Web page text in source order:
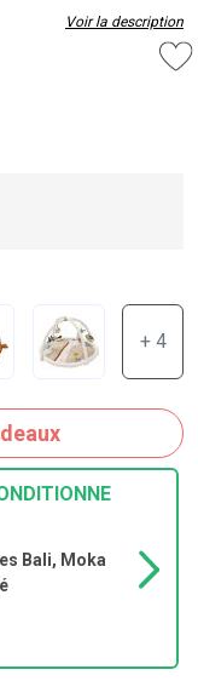
Voir la description
+ 4
Bali, Moka